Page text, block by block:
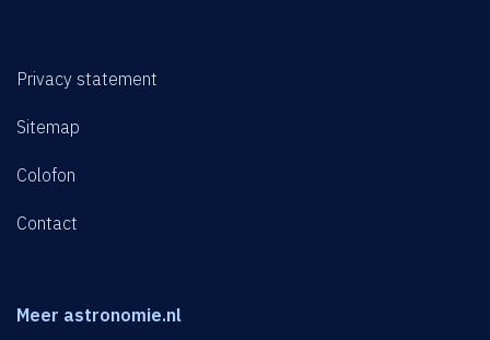
Privacy statement
Sitemap
Colofon
Contact
Meer astronomie.nl